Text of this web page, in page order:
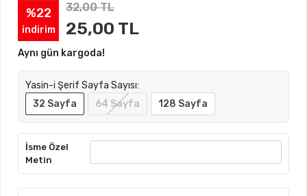
%22
indirim
32,00 TL
25,00 TL
Aynı gün kargoda!
Yasin-i Şerif Sayfa Sayısı:
32 Sayfa
64 Sayfa 128 Sayfa
İsme Özel
Metin